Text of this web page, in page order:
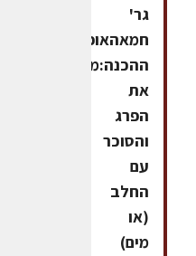
גר'
חמאהאופן
ההכנה:מבשלים
את
הפרג
והסוכר
עם
החלב
(או
מים)